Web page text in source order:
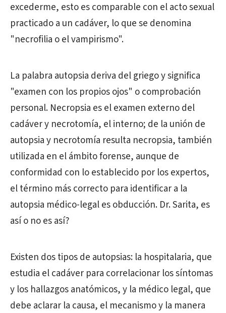
excederme, esto es comparable con el acto sexual
practicado a un cadáver, lo que se denomina
"necrofilia o el vampirismo".
La palabra autopsia deriva del griego y significa
"examen con los propios ojos" o comprobación
personal. Necropsia es el examen externo del
cadáver y necrotomía, el interno; de la unión de
autopsia y necrotomía resulta necropsia, también
utilizada en el ámbito forense, aunque de
conformidad con lo establecido por los expertos,
el término más correcto para identificar a la
autopsia médico-legal es obducción. Dr. Sarita, es
así o no es así?
Existen dos tipos de autopsias: la hospitalaria, que
estudia el cadáver para correlacionar los síntomas
y los hallazgos anatómicos, y la médico legal, que
debe aclarar la causa, el mecanismo y la manera